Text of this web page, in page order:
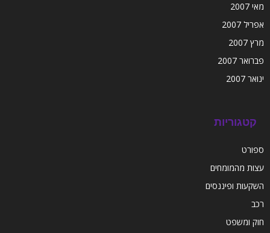
מאי 2007
אפריל 2007
מרץ 2007
פברואר 2007
ינואר 2007
קטגוריות
ספורט
עצות מהמומחים
השקעות ופיננסים
רכב
חוק ומשפט